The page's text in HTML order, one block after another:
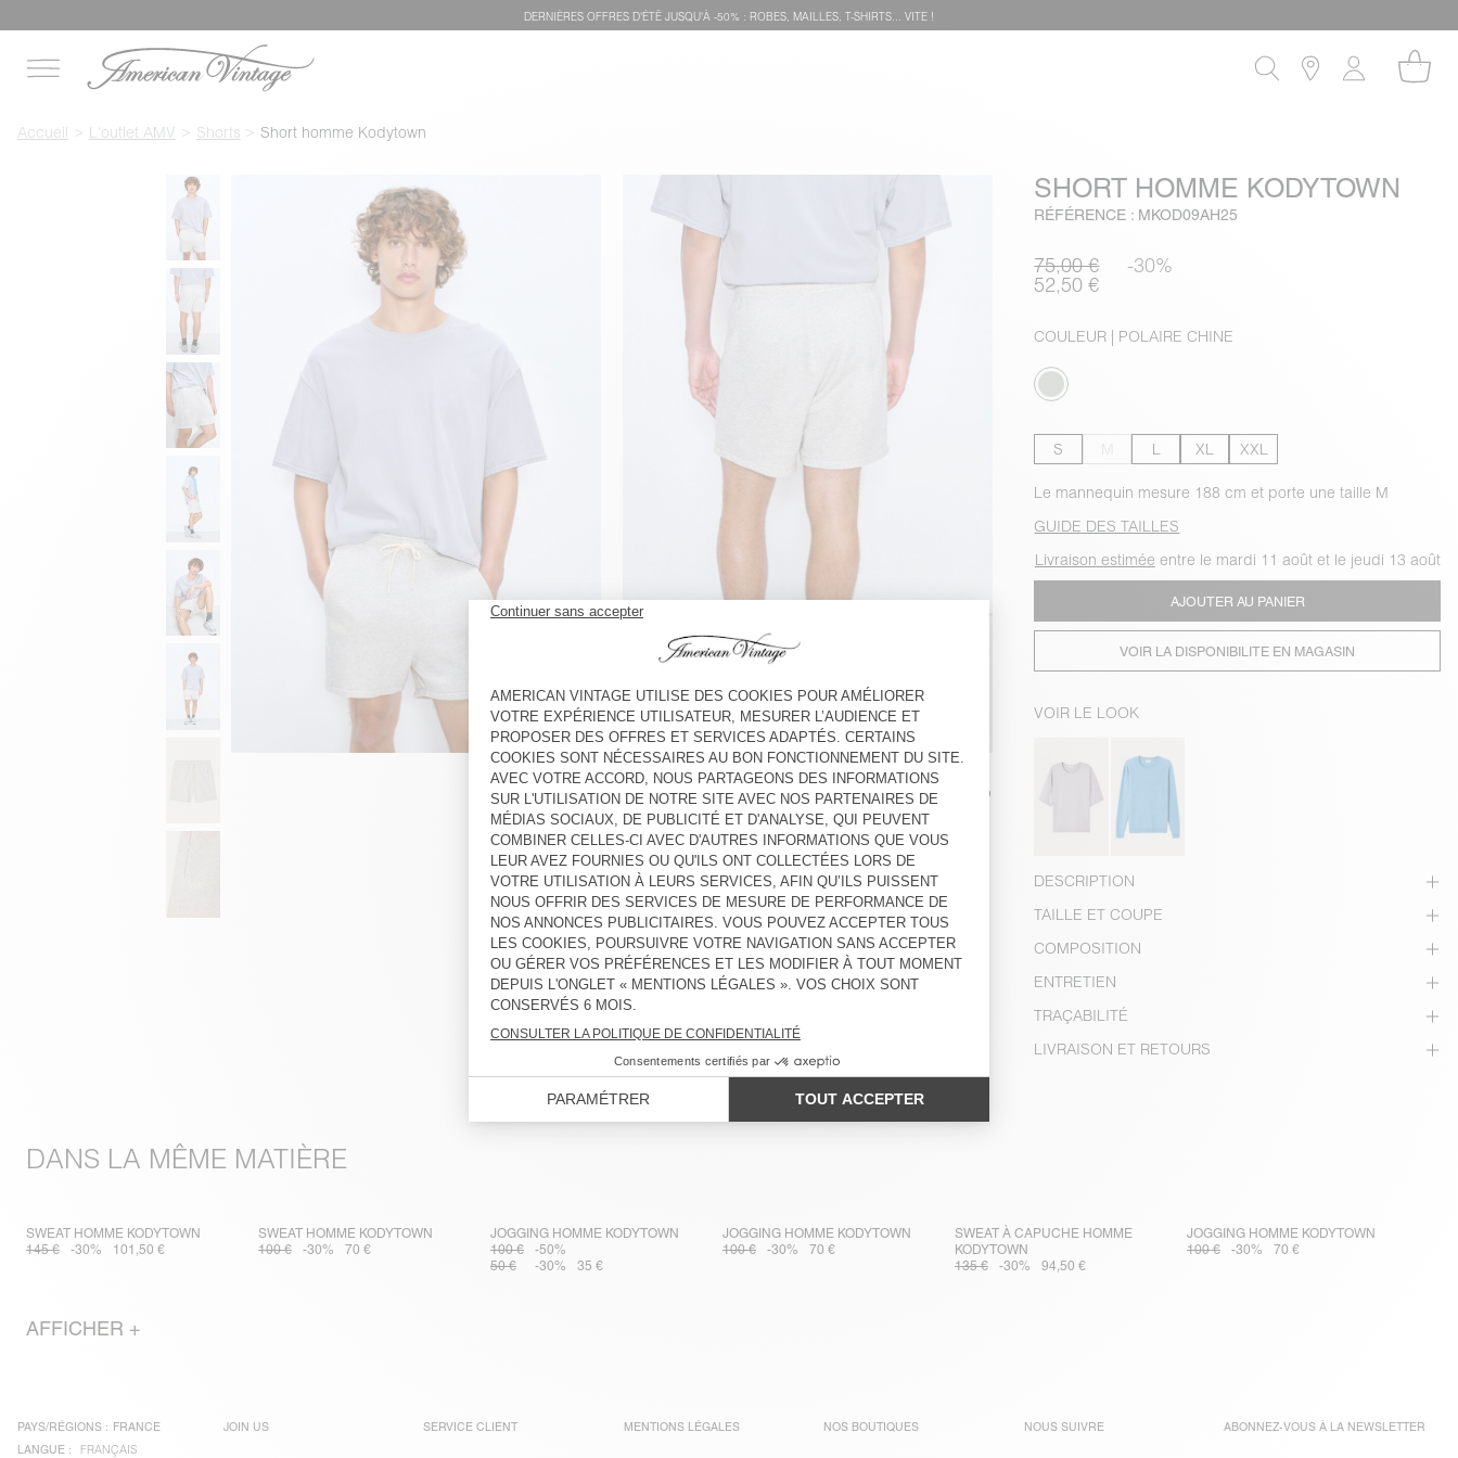
DERNIÈRES OFFRES D'ÉTÊ JUSQU'À -50% : ROBES, MAILLES, T-SHIRTS... VITE !
Accueil L'outlet AMV Shorts Short homme Kodytown
SHORT HOMME KODYTOWN
RÉFÉRENCE : MKOD09AH25
75,00 € -30%
52,50 €
COULEUR | POLAIRE CHINE
S L XL XXL
Le mannequin mesure 188 cm et porte une taille M
GUIDE DES TAILLES
Livraison estimée entre le mardi 11 août et le jeudi 13 août
AJOUTER AU PANIER
VOIR LA DISPONIBILITE EN MAGASIN
VOIR LE LOOK
DESCRIPTION
TAILLE ET COUPE
COMPOSITION
ENTRETIEN
TRAÇABILITÉ
LIVRAISON ET RETOURS
DANS LA MÊME MATIÈRE
SWEAT HOMME KODYTOWN
145 €
-30% 101,50 €
SWEAT HOMME KODYTOWN
100 €
-30% 70 €
JOGGING HOMME KODYTOWN
100 €
-50%
50 €
-30% 35 €
JOGGING HOMME KODYTOWN
100 €
-30% 70 €
SWEAT À CAPUCHE HOMME
KODYTOWN
135 €
-30% 94,50 €
JOGGING HOMME KODYTOWN
100 €
-30% 70 €
AFFICHER +
PAYS/RÉGIONS : FRANCE
LANGUE :
FRANÇAIS
JOIN US SERVICE CLIENT MENTIONS LÉGALES NOS BOUTIQUES NOUS SUIVRE ABONNEZ-VOUS À LA NEWSLETTER